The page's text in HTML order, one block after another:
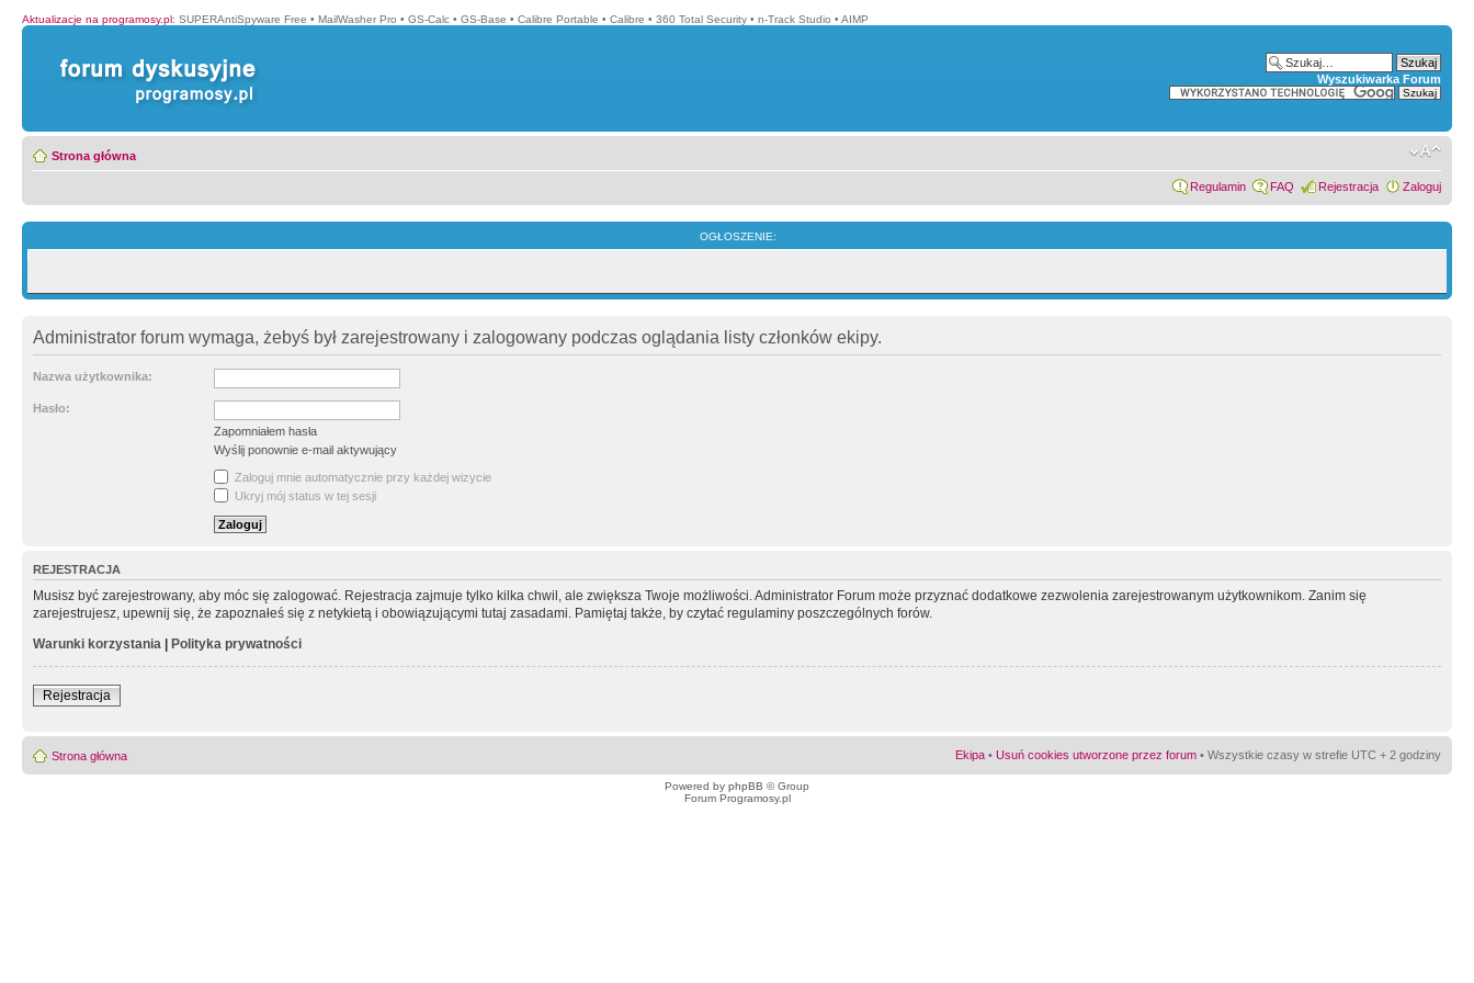
Aktualizacje na programosy.pl: SUPERAntiSpyware Free • MailWasher Pro • GS-Calc • GS-Base • Calibre Portable • Calibre • 360 Total Security • n-Track Studio • AIMP
Wyszukiwarka Forum
Strona główna
Regulamin FAQ Rejestracja Zaloguj
OGŁOSZENIE:
Administrator forum wymaga, żebyś był zarejestrowany i zalogowany podczas oglądania listy członków ekipy.
Nazwa użytkownika:
Hasło:
Zapomniałem hasła
Wyślij ponownie e-mail aktywujący
Zaloguj mnie automatycznie przy każdej wizycie
Ukryj mój status w tej sesji
REJESTRACJA
Musisz być zarejestrowany, aby móc się zalogować. Rejestracja zajmuje tylko kilka chwil, ale zwiększa Twoje możliwości. Administrator Forum może przyznać dodatkowe zezwolenia zarejestrowanym użytkownikom. Zanim się
zarejestrujesz, upewnij się, że zapoznałeś się z netykietą i obowiązującymi tutaj zasadami. Pamiętaj także, by czytać regulaminy poszczególnych forów.
Warunki korzystania | Polityka prywatności
Rejestracja
Strona główna Ekipa • Usuń cookies utworzone przez forum • Wszystkie czasy w strefie UTC + 2 godziny
Powered by phpBB © Group
Forum Programosy.pl